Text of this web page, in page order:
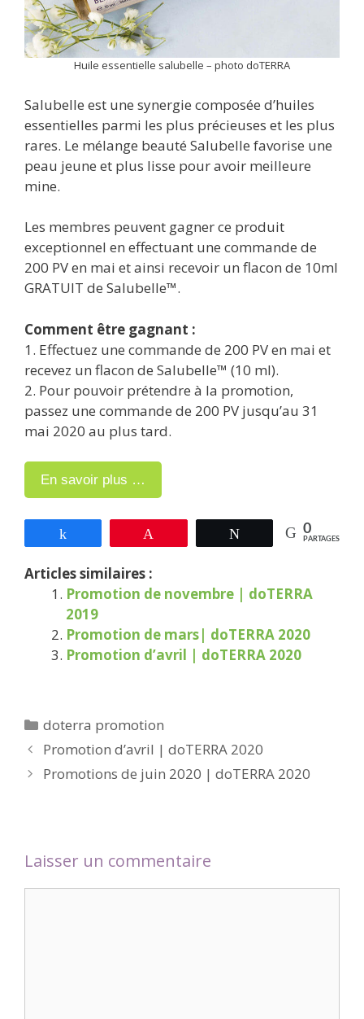
Huile essentielle salubelle – photo doTERRA
Salubelle est une synergie composée d’huiles
essentielles parmi les plus précieuses et les plus
rares. Le mélange beauté Salubelle favorise une
peau jeune et plus lisse pour avoir meilleure
mine.
Les membres peuvent gagner ce produit
exceptionnel en effectuant une commande de
200 PV en mai et ainsi recevoir un flacon de 10ml
GRATUIT de Salubelle™.
Comment être gagnant :
1. Effectuez une commande de 200 PV en mai et
recevez un flacon de Salubelle™ (10 ml).
2. Pour pouvoir prétendre à la promotion,
passez une commande de 200 PV jusqu’au 31
mai 2020 au plus tard.
En savoir plus …
Tweetez 0
PARTAGES
Articles similaires :
Promotion de novembre | doTERRA
2019
Promotion de mars| doTERRA 2020
Promotion d’avril | doTERRA 2020
Catégories
doterra promotion
Promotion d’avril | doTERRA 2020
Promotions de juin 2020 | doTERRA 2020
Laisser un commentaire